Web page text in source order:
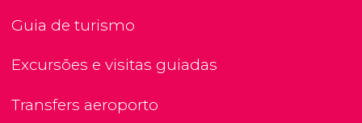
Guia de turismo
Excursões e visitas guiadas
Transfers aeroporto